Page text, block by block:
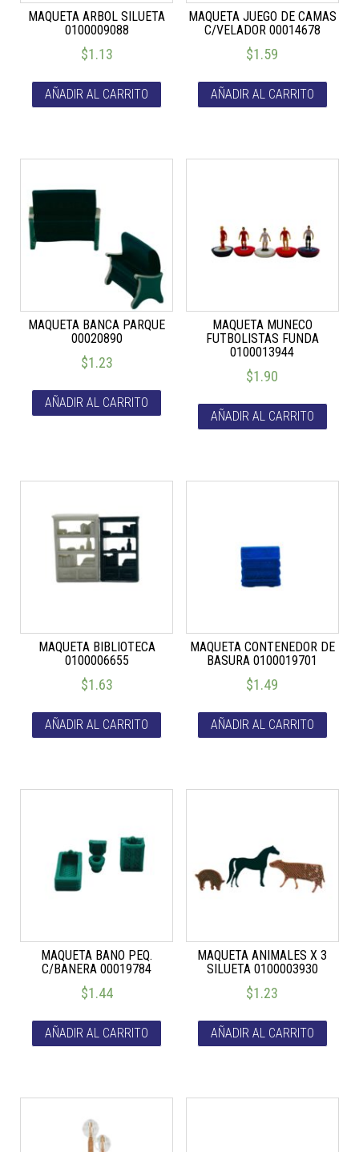
MAQUETA ARBOL SILUETA
0100009088
$1.13
AÑADIR AL CARRITO
MAQUETA JUEGO DE CAMAS
C/VELADOR 00014678
$1.59
AÑADIR AL CARRITO
MAQUETA BANCA PARQUE
00020890
$1.23
AÑADIR AL CARRITO
MAQUETA MUNECO
FUTBOLISTAS FUNDA
0100013944
$1.90
AÑADIR AL CARRITO
MAQUETA BIBLIOTECA
0100006655
$1.63
AÑADIR AL CARRITO
MAQUETA CONTENEDOR DE
BASURA 0100019701
$1.49
AÑADIR AL CARRITO
MAQUETA BANO PEQ.
C/BANERA 00019784
$1.44
AÑADIR AL CARRITO
MAQUETA ANIMALES X 3
SILUETA 0100003930
$1.23
AÑADIR AL CARRITO